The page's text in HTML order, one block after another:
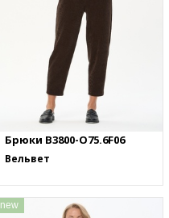
Брюки B3800-O75.6F06
Вельвет
new